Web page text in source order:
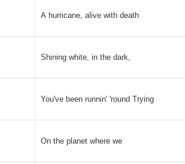
A hurricane, alive with death
Shining white, in the dark,
You've been runnin' 'round Trying
On the planet where we